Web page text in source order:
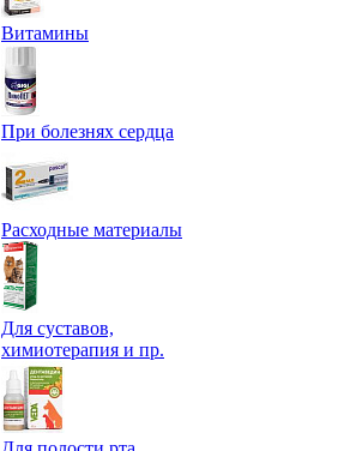
Витамины
При болезнях сердца
Расходные материалы
Для суставов,
химиотерапия и пр.